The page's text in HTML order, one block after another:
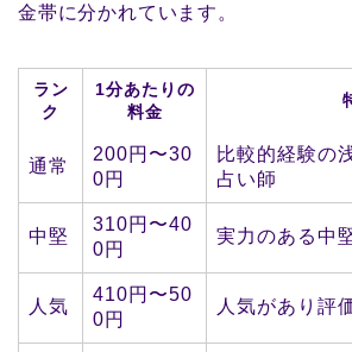
金帯に分かれています。
ラン
ク
1分あたりの
料金
通常
200円〜30
0円
比較的経験の
占い師
中堅
310円〜40
0円
実力のある中
人気
410円〜50
0円
人気があり評